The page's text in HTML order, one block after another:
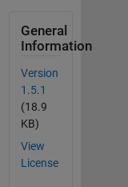
General
Information
Version
1.5.1
(18.9
KB)
View
License